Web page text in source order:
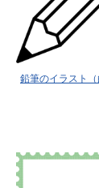
鉛筆のイラスト（